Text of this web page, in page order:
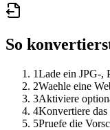
So
1Lade ein JPG-,
2Waehle eine
3Aktiviere
4Konvertiere
5Pruefe die